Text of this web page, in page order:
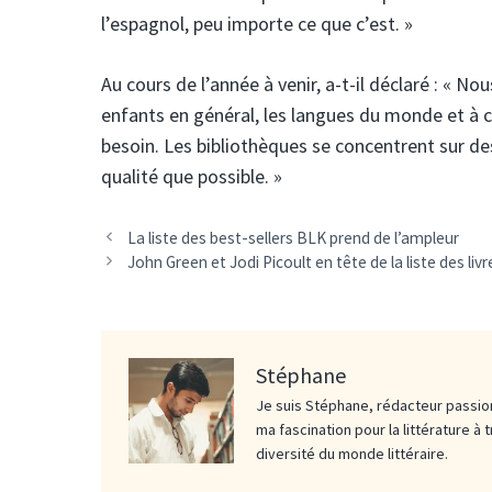
l’espagnol, peu importe ce que c’est. »
Au cours de l’année à venir, a-t-il déclaré : «
enfants en général, les langues du monde et à
besoin. Les bibliothèques se concentrent sur
qualité que possible. »
La liste des best-sellers BLK prend de l’ampleur
John Green et Jodi Picoult en tête de la liste des
Stéphane
Je suis Stéphane, rédacteur
ma fascination pour la littérature à
diversité du monde littéraire.